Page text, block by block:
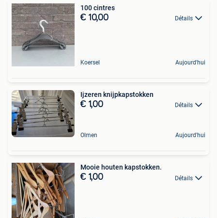
100 cintres
€ 10,00 Détails
Koersel Aujourd'hui
Ijzeren knijpkapstokken
€ 1,00 Détails
Olmen Aujourd'hui
Mooie houten kapstokken.
€ 1,00 Détails